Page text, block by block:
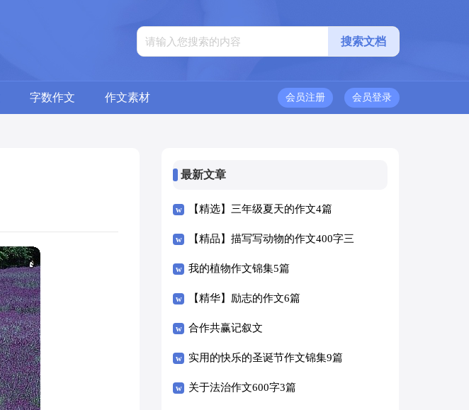
字数作文 作文素材 会员登录
会员注册
最新文章
【精选】三年级夏天的作文4篇
【精品】描写写动物的作文400字三
篇
我的植物作文锦集5篇
【精华】励志的作文6篇
合作共赢记叙文
实用的快乐的圣诞节作文锦集9篇
关于法治作文600字3篇